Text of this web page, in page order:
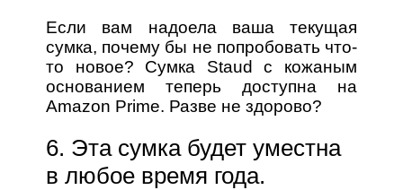
Если вам надоела ваша текущая
сумка, почему бы не попробовать что-
то новое? Сумка Staud с кожаным
основанием теперь доступна на
Amazon Prime. Разве не здорово?
6. Эта сумка будет уместна
в любое время года.